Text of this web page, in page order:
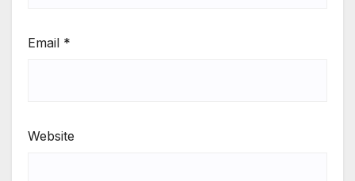
Email *
Website